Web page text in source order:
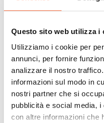
Questo sito web utilizza i
Utilizziamo i cookie per
annunci, per fornire
analizzare il nostro
informazioni sul modo in
nostri partner che si
pubblicità e social media,
con altre informazioni che